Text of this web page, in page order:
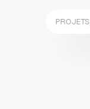
PROJETS